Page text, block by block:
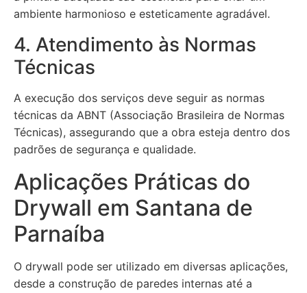
ambiente harmonioso e esteticamente agradável.
4. Atendimento às Normas
Técnicas
A execução dos serviços deve seguir as normas
técnicas da ABNT (Associação Brasileira de Normas
Técnicas), assegurando que a obra esteja dentro dos
padrões de segurança e qualidade.
Aplicações Práticas do
Drywall em Santana de
Parnaíba
O drywall pode ser utilizado em diversas aplicações,
desde a construção de paredes internas até a